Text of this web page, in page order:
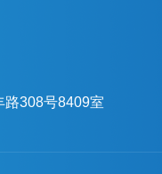
路308号8409室